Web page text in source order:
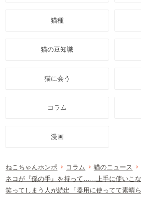
猫種
猫の豆知識
猫に会う
コラム
漫画
ねこちゃんホンポ コラム
猫のニュース
ネコが『孫の手』を持って……上手に使いこ
笑ってしまう人が続出「器用に使ってて素晴